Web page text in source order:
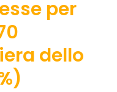
per
dello